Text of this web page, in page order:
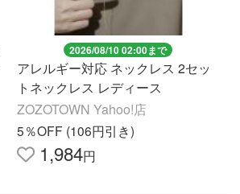
2026/08/10 02:00まで
アレルギー対応 ネックレス 2セッ
トネックレス レディース
ZOZOTOWN Yahoo!店
5％OFF (106円引き)
1,984円